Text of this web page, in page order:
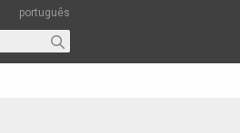
português